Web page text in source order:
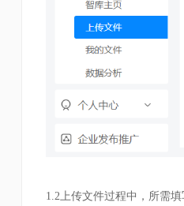
1.2上传文件过程中，所需